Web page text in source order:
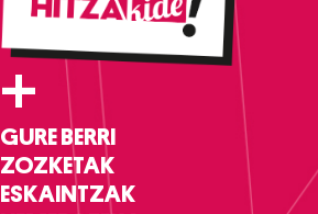
+
GURE BERRI
ZOZKETAK
ESKAINTZAK